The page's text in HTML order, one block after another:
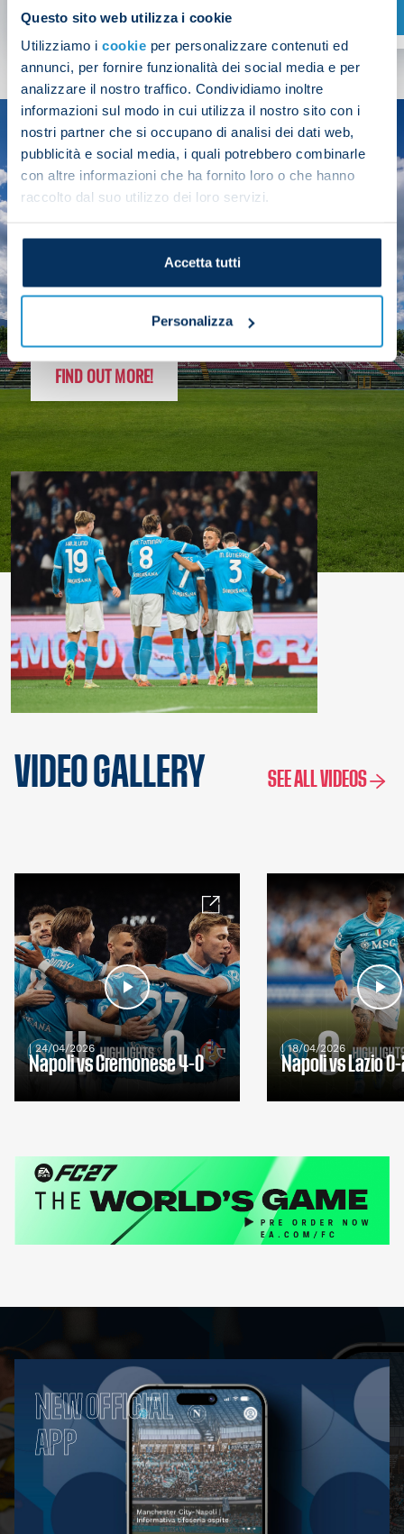
Questo sito web utilizza i cookie
Utilizziamo i cookie per personalizzare contenuti ed
annunci, per fornire funzionalità dei social media e per
analizzare il nostro traffico. Condividiamo inoltre
informazioni sul modo in cui utilizza il nostro sito con i
nostri partner che si occupano di analisi dei dati web,
pubblicità e social media, i quali potrebbero combinarle
con altre informazioni che ha fornito loro o che hanno
raccolto dal suo utilizzo dei loro servizi.
Accetta tutti
Personalizza
SHOP NOW
SEASON
2025/26
FOLLOW THE CHAMPS' JOURNEY
FIND OUT MORE!
VIDEO GALLERY SEE ALL VIDEOS
| 24/04/2026
Napoli vs Cremonese 4-0
| 18/04/2026
Napoli vs Lazio
NEW OFFICIAL
APP